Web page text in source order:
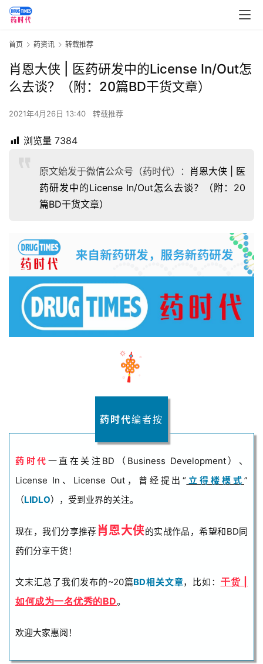
首页 药资讯 转载推荐
肖恩大侠 | 医药研发中的License In/Out怎
么去谈？（附：20篇BD干货文章）
2021年4月26日 13:40 转载推荐
浏览量 7384
原文始发于微信公众号（药时代）： 肖恩大侠 | 医
药研发中的License In/Out怎么去谈？（附：20
篇BD干货文章）
药时代编者按
药时代 一直在关注BD（Business Development）、
License In、License Out，曾经提出“ 立得楼模式 ”
（LIDLO），受到业界的关注。
现在，我们分享推荐肖恩大侠的实战作品，希望和BD同
药们分享干货！
文末汇总了我们发布的~20篇BD相关文章，比如： 干货 |
如何成为一名优秀的BD。
欢迎大家惠阅！